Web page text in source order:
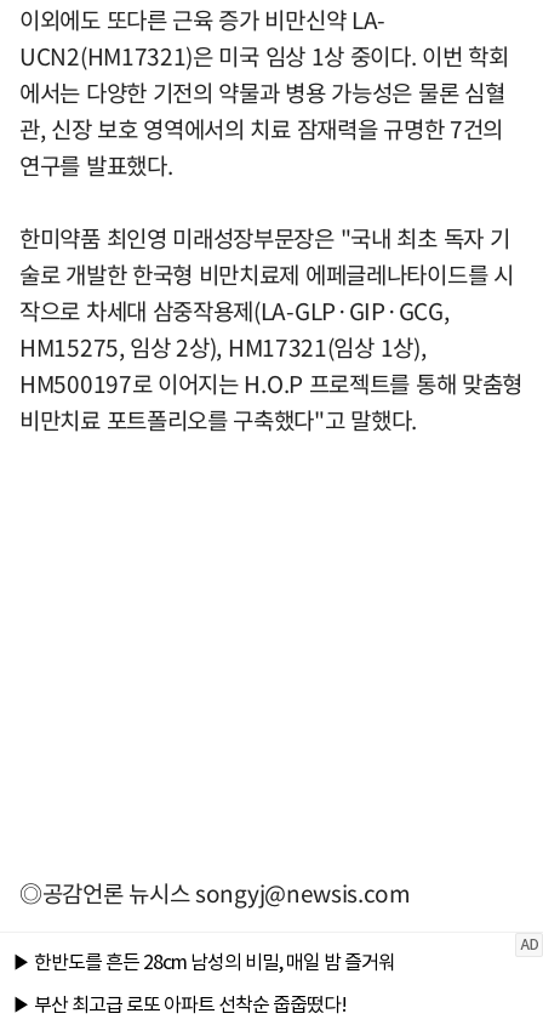
이외에도 또다른 근육 증가 비만신약 LA-
UCN2(HM17321)은 미국 임상 1상 중이다. 이번 학회
에서는 다양한 기전의 약물과 병용 가능성은 물론 심혈
관, 신장 보호 영역에서의 치료 잠재력을 규명한 7건의
연구를 발표했다.
한미약품 최인영 미래성장부문장은 "국내 최초 독자 기
술로 개발한 한국형 비만치료제 에페글레나타이드를 시
작으로 차세대 삼중작용제(LA-GLP·GIP·GCG,
HM15275, 임상 2상), HM17321(임상 1상),
HM500197로 이어지는 H.O.P 프로젝트를 통해 맞춤형
비만치료 포트폴리오를 구축했다"고 말했다.
◎공감언론 뉴시스songyj@newsis.com